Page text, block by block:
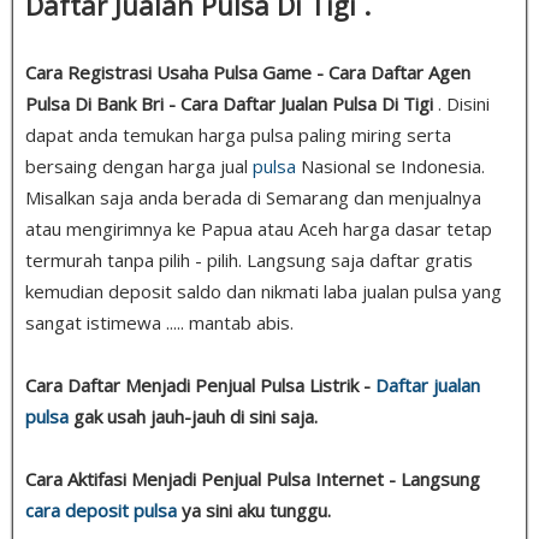
Cara Registrasi Usaha Pulsa Game - Cara Daftar Agen
Pulsa Di Bank Bri - Cara Daftar Jualan Pulsa Di Tigi . Disini
dapat anda temukan harga pulsa paling miring serta
bersaing dengan harga jual pulsa Nasional se Indonesia.
Misalkan saja anda berada di Semarang dan menjualnya
atau mengirimnya ke Papua atau Aceh harga dasar tetap
termurah tanpa pilih - pilih. Langsung saja daftar gratis
kemudian deposit saldo dan nikmati laba jualan pulsa yang
sangat istimewa ..... mantab abis.
Cara Daftar Menjadi Penjual Pulsa Listrik - Daftar jualan
pulsa gak usah jauh-jauh di sini saja.
Cara Aktifasi Menjadi Penjual Pulsa Internet - Langsung
cara deposit pulsa ya sini aku tunggu.